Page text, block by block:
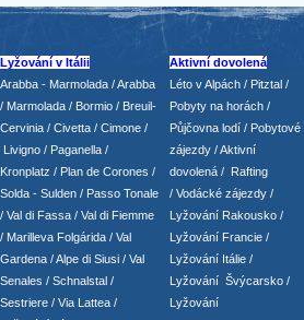
Lyžování v Itálii
Arabba - Marmolada /Arabba
/ Marmolada / Bormio / Breuil-
Cervinia / Civetta / Cimone /
Livigno / Paganella /
Kronplatz / Plan de Corones /
Solda - Sulden / Passo Tonale
/ Val di Fassa / Val di Fiemme
/ Marilleva Folgárida / Val
Gardena /Alpe di Siusi / Val
Senales / Schnalstal /
Sestriere / Via Lattea /
Aktivní dovolená
Léto v Alpách / Pitztal /
Pobyty na horách /
Půjčovna lodí / Pobytové
zájezdy /Aktivní
dovolená / Rafting
/ Vodácké zájezdy /
Lyžování Rakousko /
Lyžování Francie /
Lyžování Itálie /
Lyžování Švýcarsko /
Lyžování